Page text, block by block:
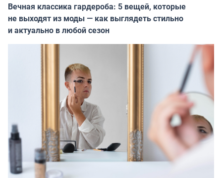
Вечная классика гардероба: 5 вещей, которые
не выходят из моды — как выглядеть стильно
и актуально в любой сезон